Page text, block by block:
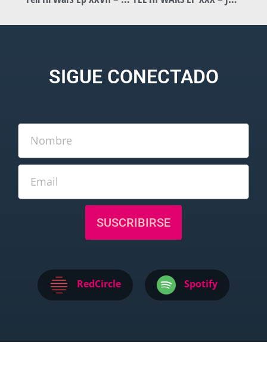
SIGUE CONECTADO
SUSCRIBIRSE
RedCircle Spotify